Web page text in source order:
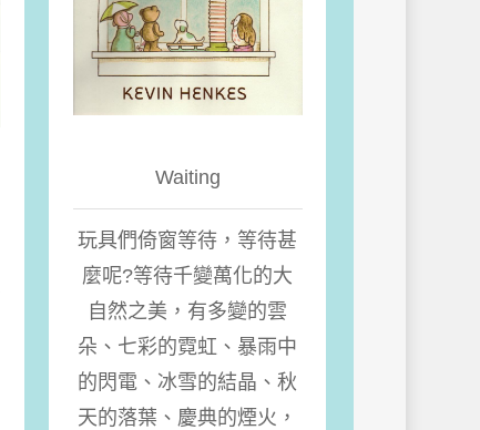
Waiting
玩具們倚窗等待，等待甚
麼呢?等待千變萬化的大
自然之美，有多變的雲
朵、七彩的霓虹、暴雨中
的閃電、冰雪的結晶、秋
天的落葉、慶典的煙火，